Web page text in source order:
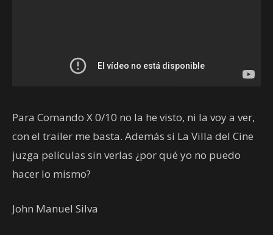
Para Comando X 0/10 no la he visto, ni la voy a ver,
con el trailer me basta. Además si La Villa del Cine
juzga películas sin verlas ¿por qué yo no puedo
hacer lo mismo?
John Manuel Silva